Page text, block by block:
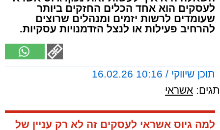
לעסקים הוא אחד הכלים החזקים ביותר
שעומדים לרשות יזמים ומנהלים שרוצים
להרחיב פעילות או לנצל הזדמנויות עסקיות.
תוכן שיווקי / 10:16 16.02.26
תגים: אשראי
למה גיוס אשראי לעסקים זה לא רק עניין של